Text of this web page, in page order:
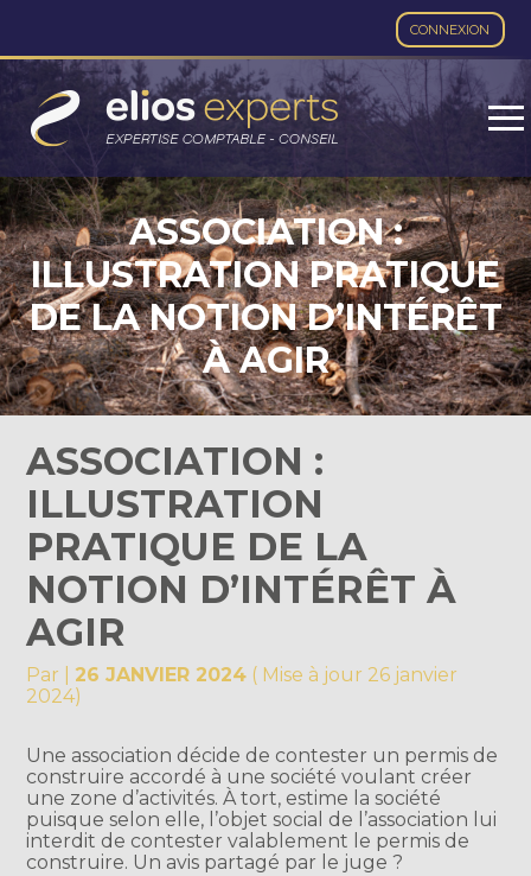
CONNEXION
Aller
contenu
ASSOCIATION :
ILLUSTRATION PRATIQUE
DE LA NOTION D’INTÉRÊT
À AGIR
ASSOCIATION :
ILLUSTRATION
PRATIQUE DE LA
NOTION D’INTÉRÊT À
AGIR
Par 26 JANVIER 2024 ( Mise à jour 26 janvier
2024)
Une association décide de contester un permis de
construire accordé à une société voulant créer
une zone d’activités. À tort, estime la société
puisque selon elle, l’objet social de l’association lui
interdit de contester valablement le permis de
construire. Un avis partagé par le juge ?